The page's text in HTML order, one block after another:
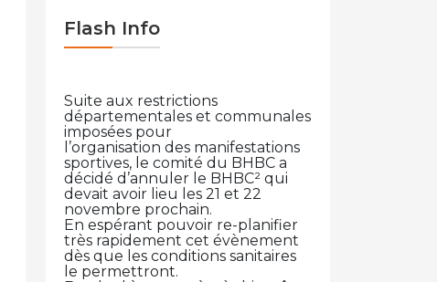
Flash Info
Suite aux restrictions
départementales et communales
imposées pour
l’organisation des manifestations
sportives, le comité du BHBC a
décidé d’annuler le BHBC² qui
devait avoir lieu les 21 et 22
novembre prochain.
En espérant pouvoir re-planifier
très rapidement cet évènement
dès que les conditions sanitaires
le permettront.